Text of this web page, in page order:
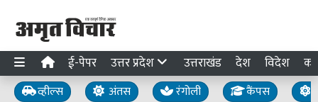
ई-पेपर उत्तर प्रदेश उत्तराखंड देश विदेश
व्हील्स अंतस रंगोली कैंपस